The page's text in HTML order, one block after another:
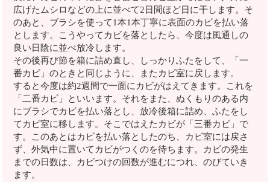
広げたムシロなどの上に並べて2日間ほど日に干します。そ
のあと、ブラシを使って1本1本丁寧に表面のカビを払い落
とします。こうやってカビを落としたら、今度は風通しの
良い日陰に並べ放冷します。
その後再び節を箱に詰め直し、しっかりふたをして、「一
番カビ」のときと同じように、またカビ室に戻します。
すると今度は約2週間で一面にカビがはえてきます。これを
「二番カビ」といいます。それをまた、ぬくもりのある内
にブラシでカビを払い落とし、放冷後箱に詰め、ふたをし
てカビ室に移します。そこではえたカビが「三番カビ」で
す。このあとはカビを払い落としたのち、カビ室には戻さ
ず、外気中に置いてカビがつくのを待ちます。カビの発生
までの日数は、カビつけの回数が進むにつれ、のびていき
ます。